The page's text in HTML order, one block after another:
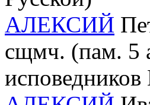
АЛЕКСИЙ
сщмч. (пам. 5